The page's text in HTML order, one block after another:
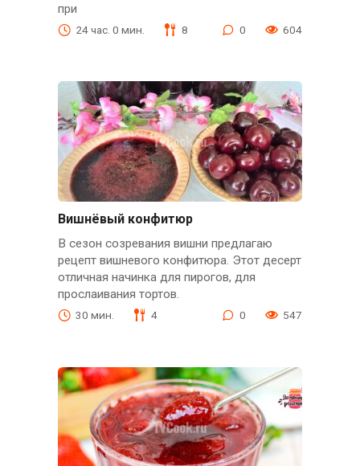
при
24 час. 0 мин. 8 0 604
Вишнёвый конфитюр
В сезон созревания вишни предлагаю
рецепт вишневого конфитюра. Этот десерт
отличная начинка для пирогов, для
прослаивания тортов.
30 мин. 4 0 547